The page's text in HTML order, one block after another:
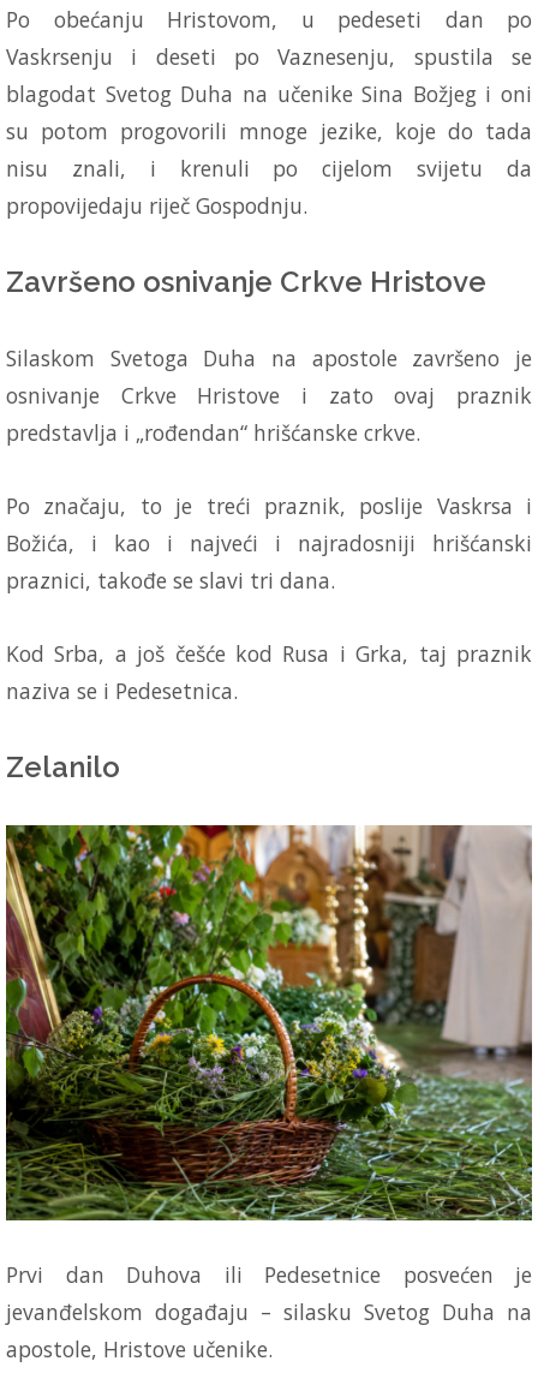
Po obećanju Hristovom, u pedeseti dan po
Vaskrsenju i deseti po Vaznesenju, spustila se
blagodat Svetog Duha na učenike Sina Božjeg i oni
su potom progovorili mnoge jezike, koje do tada
nisu znali, i krenuli po cijelom svijetu da
propovijedaju riječ Gospodnju.
Završeno osnivanje Crkve Hristove
Silaskom Svetoga Duha na apostole završeno je
osnivanje Crkve Hristove i zato ovaj praznik
predstavlja i „rođendan“ hrišćanske crkve.
Po značaju, to je treći praznik, poslije Vaskrsa i
Božića, i kao i najveći i najradosniji hrišćanski
praznici, takođe se slavi tri dana.
Kod Srba, a još češće kod Rusa i Grka, taj praznik
naziva se i Pedesetnica.
Zelanilo
Prvi dan Duhova ili Pedesetnice posvećen je
jevanđelskom događaju – silasku Svetog Duha na
apostole, Hristove učenike.